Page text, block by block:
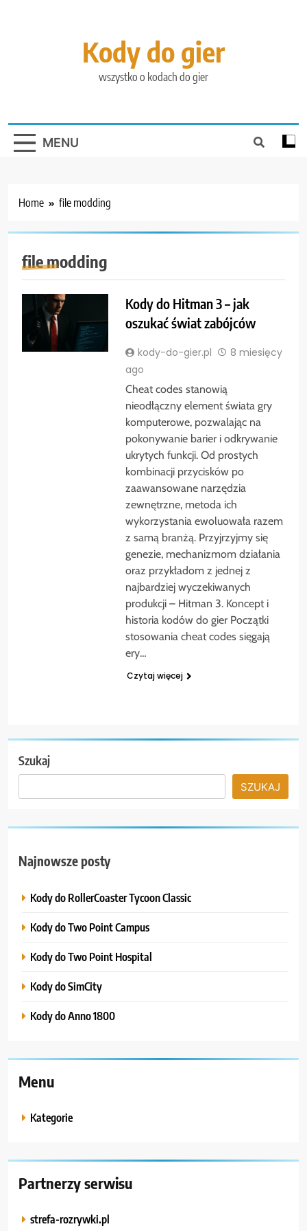
Kody do gier
wszystko o kodach do gier
MENU
Home file modding
file modding
Kody do Hitman 3 – jak
oszukać świat zabójców
kody-do-gier.pl
8 miesięcy
ago
Cheat codes stanowią
nieodłączny element świata gry
komputerowe, pozwalając na
pokonywanie barier i odkrywanie
ukrytych funkcji. Od prostych
kombinacji przycisków po
zaawansowane narzędzia
zewnętrzne, metoda ich
wykorzystania ewoluowała razem
z samą branżą. Przyjrzyjmy się
genezie, mechanizmom działania
oraz przykładom z jednej z
najbardziej wyczekiwanych
produkcji – Hitman 3. Koncept i
historia kodów do gier Początki
stosowania cheat codes sięgają
ery…
Czytaj więcej
Szukaj
SZUKAJ
Najnowsze posty
Kody do RollerCoaster Tycoon Classic
Kody do Two Point Campus
Kody do Two Point Hospital
Kody do SimCity
Kody do Anno 1800
Menu
Kategorie
Partnerzy serwisu
strefa-rozrywki.pl